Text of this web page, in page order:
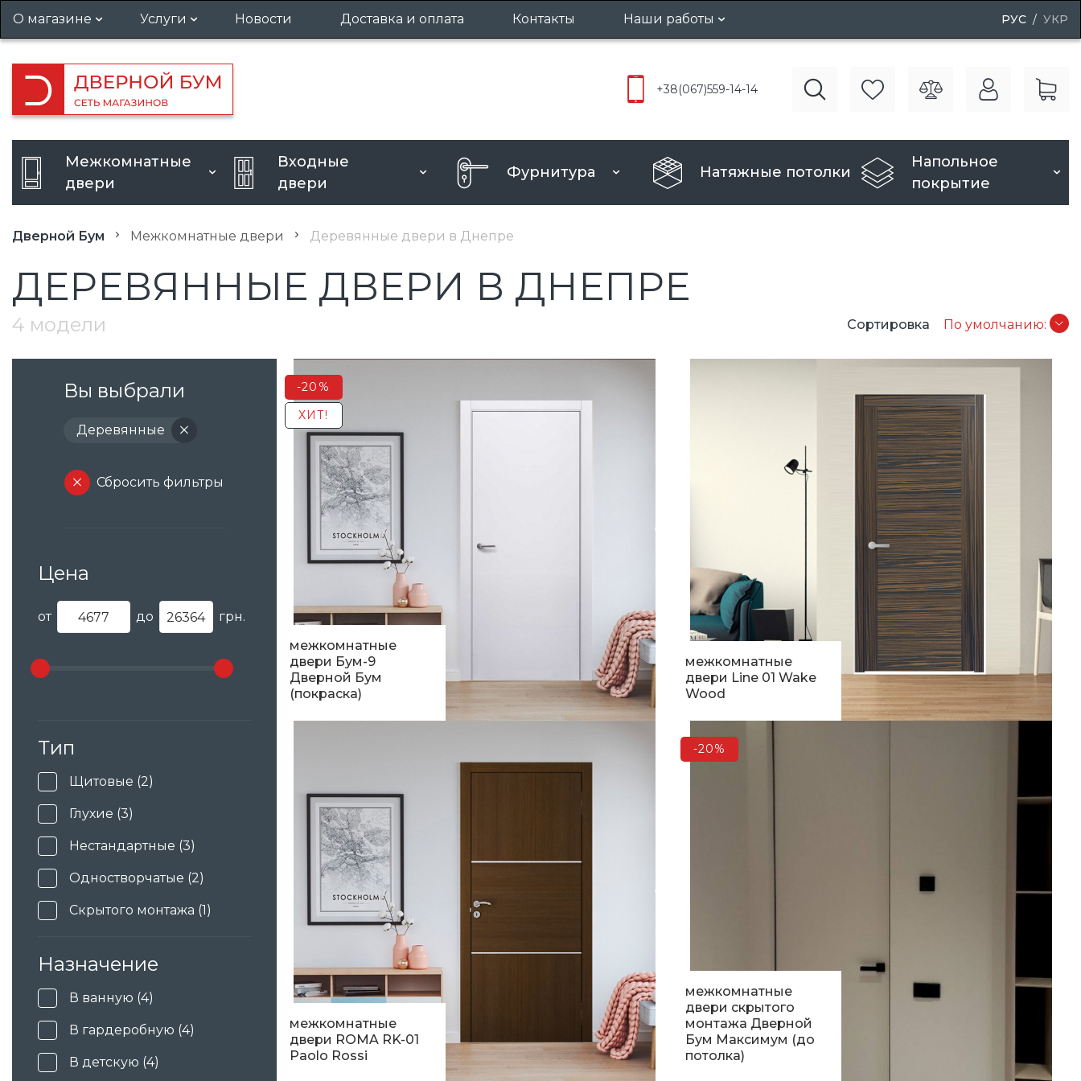
РУС УКР
О магазине
Гарантия и возврат
Вакансии
Кредит
Услуги
Установка дверей
Вызов замерщика
Усиление дверного проема
Расширение дверного
Новости Доставка и оплата Контакты Наши работы
Входные двери
+38(067)559-14-14
Межкомнатные
двери
Входные
двери
Фурнитура Натяжные потолки
Напольное
покрытие
Дверной Бум Межкомнатные двери Деревянные двери в Днепре
ДЕРЕВЯННЫЕ ДВЕРИ В ДНЕПРЕ
4 модели Сортировка По умолчанию:
Вы выбрали
Деревянные
Сбросить фильтры
Цена
от до грн.
Тип
Щитовые (2)
Глухие (3)
Нестандартные (3)
Одностворчатые (2)
Скрытого монтажа (1)
Назначение
В ванную (4)
В гардеробную (4)
В детскую (4)
-20%
ХИТ!
межкомнатные
двери Бум-9
Дверной Бум
(покраска)
межкомнатные
двери Line 01 Wake
Wood
5 920грн.
межкомнатные
двери ROMA RK-01
Paolo Rossi
-20%
межкомнатные
двери скрытого
монтажа Дверной
Бум Максимум (до
потолка)